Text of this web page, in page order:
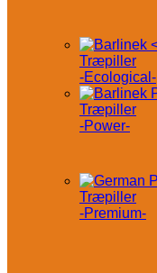
Træpiller
-Ecological-
Træpiller
-Power-
Træpiller
-Premium-